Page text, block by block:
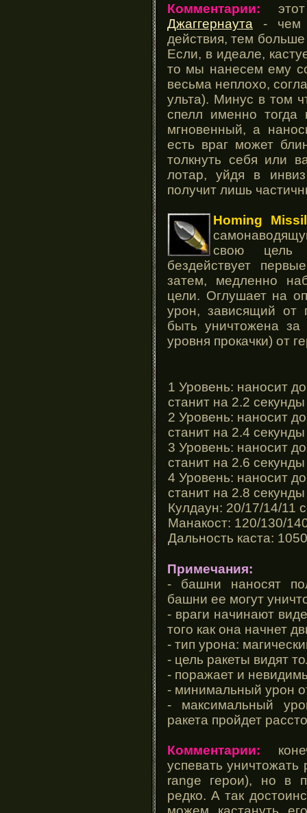
Комментарии:
Джаггернаута - чем
действия, тем
Если, в идеале,
то мы нанесем ему
весьма неплохо,
ульта). Минус в том
спелл именно
мгновенный, а
есть враг может
толкнуть себя или
лотар, уйдя в
получит лишь
Homing
свою цель
бездействует
затем, медленно
цели. Оглушает на
урон, зависящий от
быть уничтожена за
уровня прокачки) от
1 Уровень: наносит
станит на 2.2 секунды
2 Уровень: наносит
станит на 2.4 секунды
3 Уровень: наносит
станит на 2.6 секунды
4 Уровень: наносит
станит на 2.8 секунды
Кулдаун: 20/17/14/11
Манакост: 120/130/
Дальность каста: 1050
Примечания:
- башни наносят
башни ее могут
- враги начинают
того как она начнет
- тип урона:
- цель ракеты видят
- поражает и
- минимальный урон
- максимальный
ракета пройдет
Комментарии:
успевать уничтожать
range герои), но в
редко. А так